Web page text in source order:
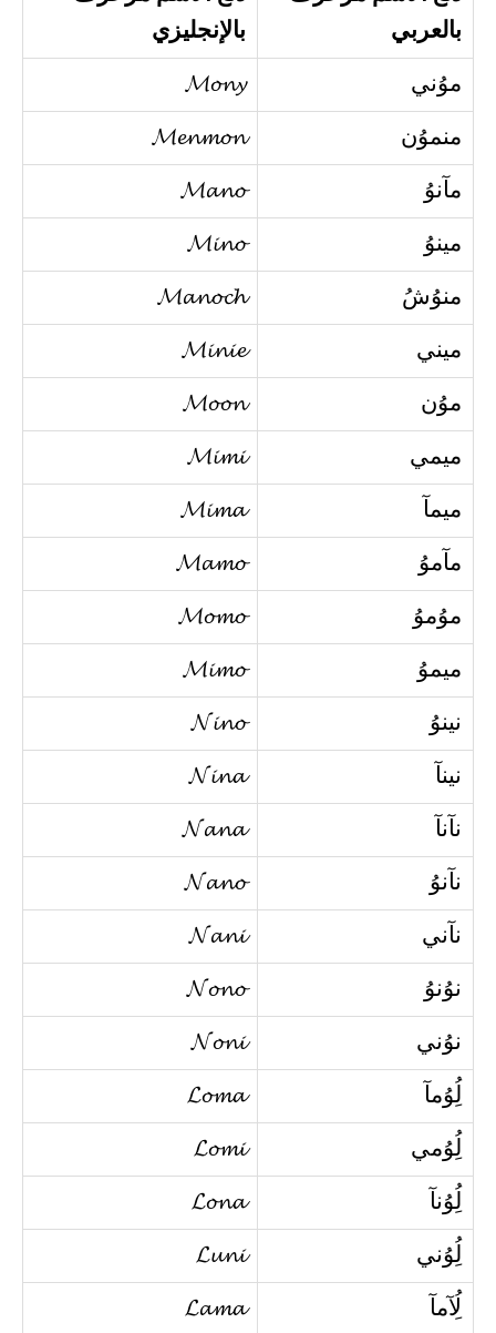
بالعربي
بالإنجليزي
موُني 𝓜𝓸𝓷𝔂
منموُن 𝓜𝓮𝓷𝓶𝓸𝓷
مآنوُ 𝓜𝓪𝓷𝓸
مينوُ 𝓜𝓲𝓷𝓸
منوُشُ 𝓜𝓪𝓷𝓸𝓬𝓱
ميني 𝓜𝓲𝓷𝓲𝓮
موُن 𝓜𝓸𝓸𝓷
ميمي 𝓜𝓲𝓶𝓲
ميمآ 𝓜𝓲𝓶𝓪
مآموُ 𝓜𝓪𝓶𝓸
موُموُ 𝓜𝓸𝓶𝓸
ميموُ 𝓜𝓲𝓶𝓸
نينوُ 𝓝𝓲𝓷𝓸
نينآ 𝓝𝓲𝓷𝓪
نآنآ 𝓝𝓪𝓷𝓪
نآنوُ 𝓝𝓪𝓷𝓸
نآني 𝓝𝓪𝓷𝓲
نوُنوُ 𝓝𝓸𝓷𝓸
نوُني 𝓝𝓸𝓷𝓲
لُِوُمآ 𝓛𝓸𝓶𝓪
لُِوُمي 𝓛𝓸𝓶𝓲
لُِوُنآ 𝓛𝓸𝓷𝓪
لُِوُني 𝓛𝓾𝓷𝓲
لُِآمآ 𝓛𝓪𝓶𝓪